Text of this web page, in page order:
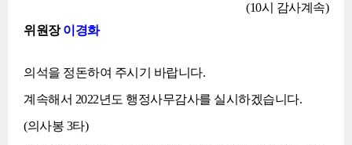
(10시 감사계속)
위원장이경화
의석을 정돈하여 주시기 바랍니다.
계속해서 2022년도 행정사무감사를 실시하겠습니다.
(의사봉 3타)